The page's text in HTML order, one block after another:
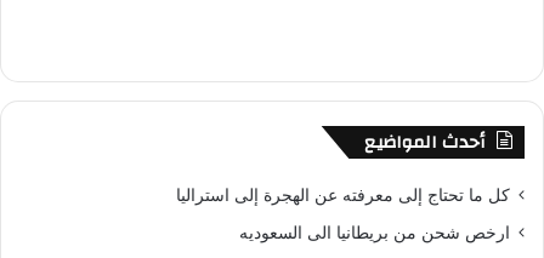
أحدث المواضيع
كل ما تحتاج إلى معرفته عن الهجرة إلى استراليا
ارخص شحن من بريطانيا الى السعوديه